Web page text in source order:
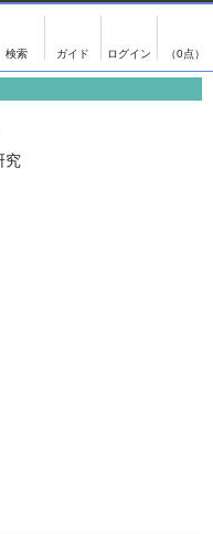
（0点）